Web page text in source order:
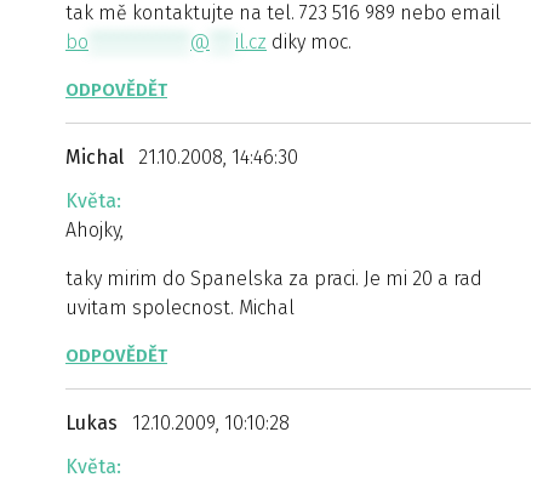
tak mě kontaktujte na tel. 723 516 989 nebo email
bo
@ il.cz diky moc.
ODPOVĚDĚT
Michal
21.10.2008, 14:46:30
Květa:
Ahojky,
taky mirim do Spanelska za praci. Je mi 20 a rad
uvitam spolecnost. Michal
ODPOVĚDĚT
Lukas
12.10.2009, 10:10:28
Květa: